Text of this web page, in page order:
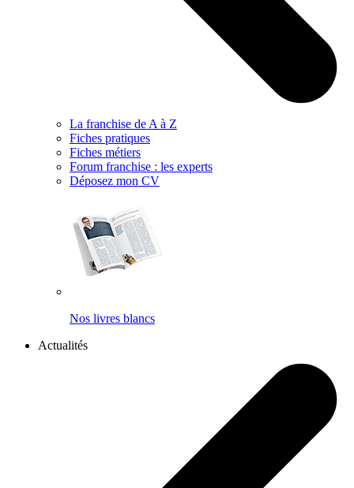
La franchise de A à Z
Fiches pratiques
Fiches métiers
Forum franchise : les experts
Déposez mon CV
Nos livres blancs
Actualités